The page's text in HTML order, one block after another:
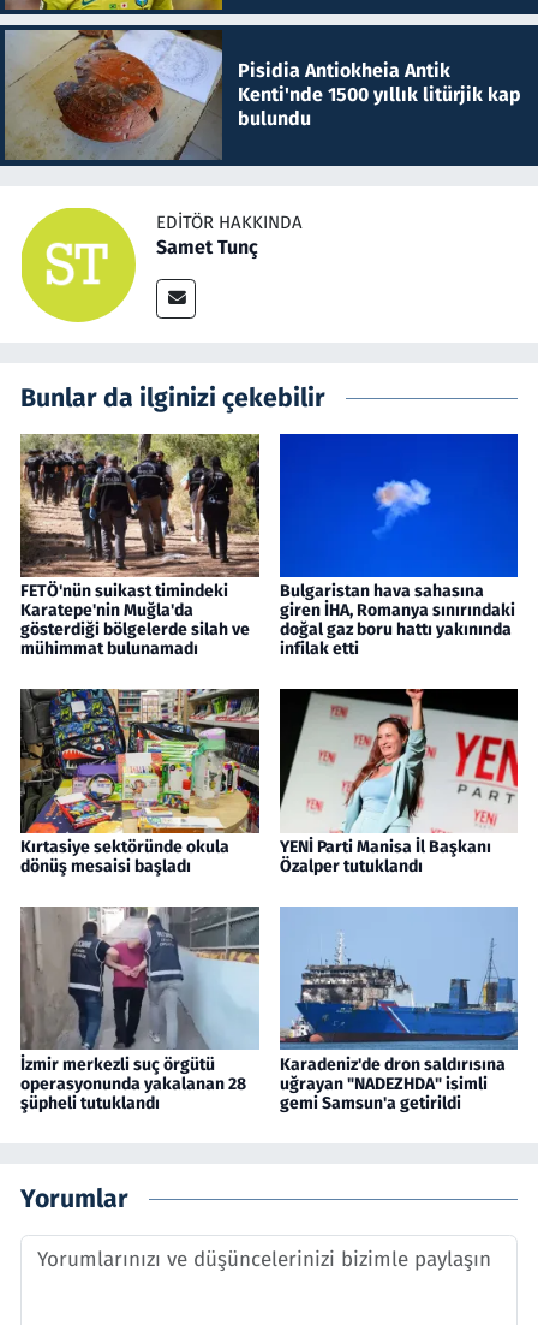
Pisidia Antiokheia Antik
Kenti'nde 1500 yıllık litürjik kap
bulundu
EDITÖR HAKKINDA
Samet Tunç
Bunlar da ilginizi çekebilir
FETÖ'nün suikast timindeki
Karatepe'nin Muğla'da
gösterdiği bölgelerde silah ve
mühimmat bulunamadı
Bulgaristan hava sahasına
giren İHA, Romanya sınırındaki
doğal gaz boru hattı yakınında
infilak etti
Kırtasiye sektöründe okula
dönüş mesaisi başladı
YENİ Parti Manisa İl Başkanı
Özalper tutuklandı
İzmir merkezli suç örgütü
operasyonunda yakalanan 28
şüpheli tutuklandı
Karadeniz'de dron saldırısına
uğrayan "NADEZHDA" isimli
gemi Samsun'a getirildi
Yorumlar